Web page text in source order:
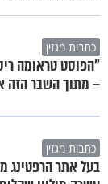
כתבות מגזין
"הפוסט טראומה
– מתוך השבר הזה
כתבות מגזין
בעל אתר הרפטינג